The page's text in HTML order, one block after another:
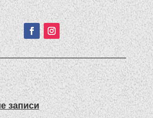
Подписывайтесь!
записи